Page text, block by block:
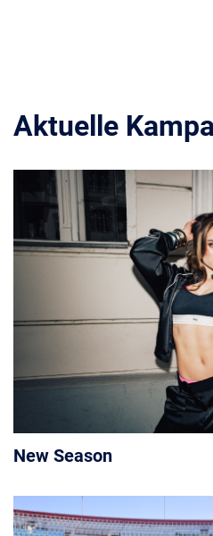
Aktuelle
New Season